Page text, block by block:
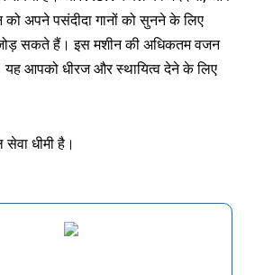
को अपने पसंदीदा गानों को सुनने के लिए
सकते हैं। इस मशीन की अधिकतम वजन
यह आपको धीरज और स्थायित्व देने के लिए
धीमी है।